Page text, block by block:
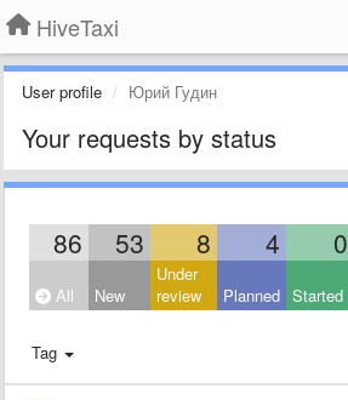
HiveTaxi
User profile Юрий Гудин
Your requests by status
86 53 8 4 0
All New
Under
review
Planned Started
Tag